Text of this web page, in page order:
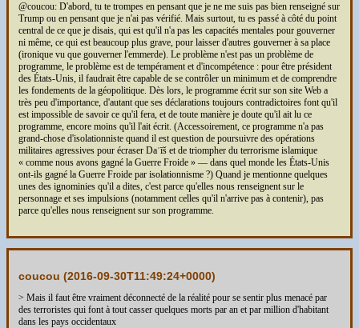
@coucou: D'abord, tu te trompes en pensant que je ne me suis pas bien renseigné sur
Trump ou en pensant que je n'ai pas vérifié. Mais surtout, tu es passé à côté du point
central de ce que je disais, qui est qu'il n'a pas les capacités mentales pour gouverner
ni même, ce qui est beaucoup plus grave, pour laisser d'autres gouverner à sa place
(ironique vu que gouverner l'emmerde). Le problème n'est pas un problème de
programme, le problème est de tempérament et d'incompétence : pour être président
des États-Unis, il faudrait être capable de se contrôler un minimum et de comprendre
les fondements de la géopolitique. Dès lors, le programme écrit sur son site Web a
très peu d'importance, d'autant que ses déclarations toujours contradictoires font qu'il
est impossible de savoir ce qu'il fera, et de toute manière je doute qu'il ait lu ce
programme, encore moins qu'il l'ait écrit. (Accessoirement, ce programme n'a pas
grand-chose d'isolationniste quand il est question de poursuivre des opérations
militaires agressives pour écraser Daʿīš et de triompher du terrorisme islamique
« comme nous avons gagné la Guerre Froide » — dans quel monde les États-Unis
ont-ils gagné la Guerre Froide par isolationnisme ?) Quand je mentionne quelques
unes des ignominies qu'il a dites, c'est parce qu'elles nous renseignent sur le
personnage et ses impulsions (notamment celles qu'il n'arrive pas à contenir), pas
parce qu'elles nous renseignent sur son programme.
coucou (2016-09-30T11:49:24+0000)
> Mais il faut être vraiment déconnecté de la réalité pour se sentir plus menacé par
des terroristes qui font à tout casser quelques morts par an et par million d'habitant
dans les pays occidentaux